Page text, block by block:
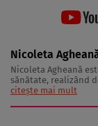
Nicoleta
Nicoleta Agheană
sănătate, realizând
pentru publicaţii
citește mai mult